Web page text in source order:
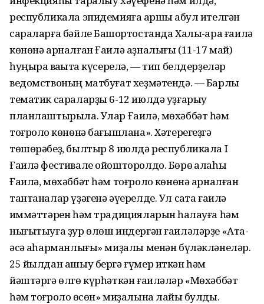
республикала эпидемияға ҡаршы ҡабул ителгән
сараларға бәйле Башҡортостанда Халыҡ-ара ғаилә
көнөнә арналған Ғаилә аҙналығы (11-17 май)
һуңыраҡ ваҡытҡа күсерелә, — тип белдерҙеләр
ведомствоның матбуғат хеҙмәтендә. — Барлыҡ
тематик сараларҙы 6-12 июлдә уҙғарыу
планлаштырыла. Улар Ғаилә, мөхәббәт һәм
тоғролоҡ көнөнә бағышлана». Хәтерегеҙгә
төшөрәбеҙ, былтыр 8 июлдә республикала I
Ғаилә фестивале ойошторолдо. Бөрө ҡалаһы
Ғаилә, мөхәббәт һәм тоғролоҡ көнөнә арналған
тантаналар үҙәгенә әүерелде. Ул саҡта ғаилә
ҡиммәттәрен һәм традицияларын һаҡлауға һәм
нығытыуға ҙур өлөш индергән ғаиләләрҙе «Ата-
әсә ҡаһарманлығы» миҙалы менән бүләкләнеләр.
25 йылдан ашыу бергә ғүмер иткән һәм
йәштәргә өлгө күрһәткән ғаиләләр «Мөхәббәт
һәм тоғролоҡ өсөн» миҙалына лайыҡ булды.